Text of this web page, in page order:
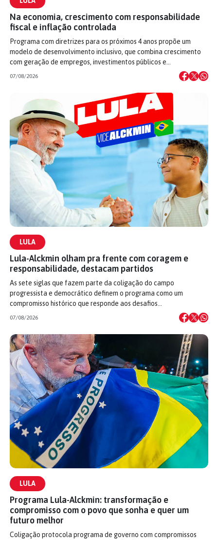
Na economia, crescimento com responsabilidade
fiscal e inflação controlada
Programa com diretrizes para os próximos 4 anos propõe um
modelo de desenvolvimento inclusivo, que combina crescimento
com geração de empregos, investimentos públicos e…
07/08/2026
LULA
Lula-Alckmin olham pra frente com coragem e
responsabilidade, destacam partidos
As sete siglas que fazem parte da coligação do campo
progressista e democrático definem o programa como um
compromisso histórico que responde aos desafios…
07/08/2026
LULA
Programa Lula-Alckmin: transformação e
compromisso com o povo que sonha e quer um
futuro melhor
Coligação protocola programa de governo com compromissos